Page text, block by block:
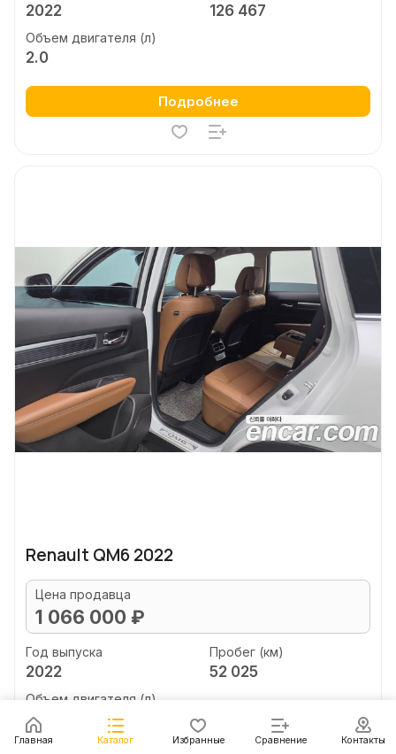
2022 126 467
Объем двигателя (л)
2.0
Подробнее
Renault QM6 2022
Цена продавца
1 066 000 ₽
Год выпуска
2022
Пробег (км)
52 025
Объем двигателя (л)
2.0
Главная Каталог Избранные Сравнение Контакты